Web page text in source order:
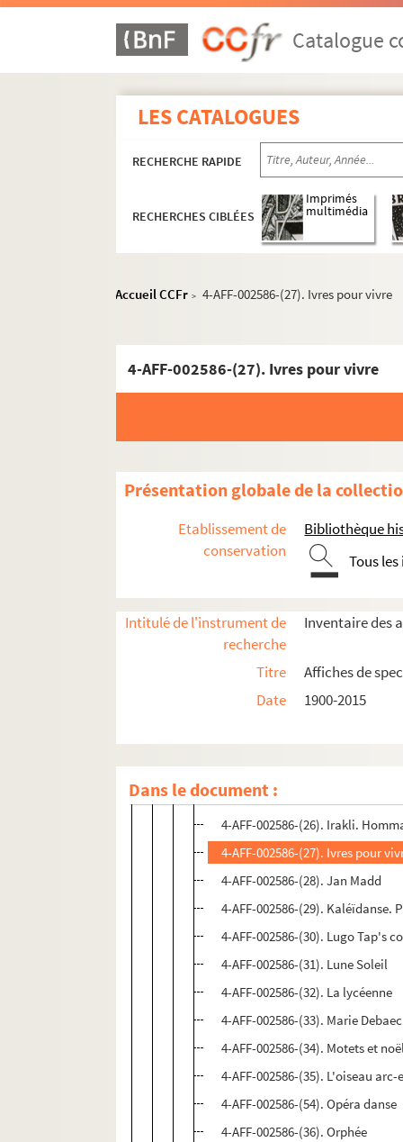
Catalogue
LES CATALOGUES
RECHERCHE RAPIDE
RECHERCHES CIBLÉES
Imprimés
multimédia
Accueil CCFr > 4-AFF-002586-(27). Ivres pour vivre
4-AFF-002586-(27). Ivres pour vivre
Présentation globale de la
Etablissement de
conservation
Bibliothèque
Tous
Intitulé de l'instrument de
recherche
Inventaire des
Titre
Affiches de
Date
1900-2015
Dans le document :
Église Saint-Germain du Chesnay
Maison des loisirs du Chesnay
Théâtre Nouvelle-France
Spectacles
4-AFF-002586-(01). L'aide
4-AFF-002586-(02). Ainsi danse
4-AFF-002586-(03). Athon
4-AFF-002586-(04). Un autobus
4-AFF-002586-(05). La belle et
4-AFF-002586-(07). Capriccio
4-AFF-002586-(10). Les
4-AFF-002586-(14). Contes
4-AFF-002586-(16). Ella
4-AFF-002586-(17). Festival
4-AFF-002586-(19). Festival
4-AFF-002586-(21). Flux et
4-AFF-002586-(25). Hommage à
4-AFF-002586-(26). Irakli.
4-AFF-002586-(27). Ivres pour
4-AFF-002586-(28). Jan Madd
4-AFF-002586-(29). Kaléïdanse.
4-AFF-002586-(30). Lugo Tap's
4-AFF-002586-(31). Lune Soleil
4-AFF-002586-(32). La lycéenne
4-AFF-002586-(33). Marie
4-AFF-002586-(34). Motets et
4-AFF-002586-(35). L'oiseau
4-AFF-002586-(54). Opéra danse
4-AFF-002586-(36). Orphée